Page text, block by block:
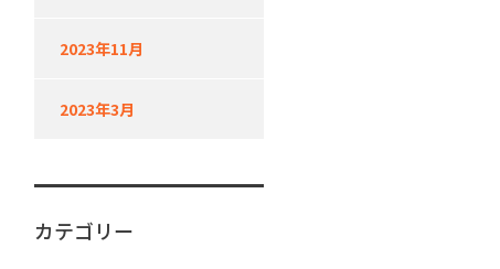
2023年11月
2023年3月
カテゴリー